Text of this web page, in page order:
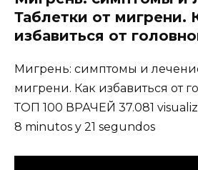
Таблетки от мигрени.
избавиться от
Мигрень: симптомы и
мигрени. Как избавиться от
ТОП 100 ВРАЧЕЙ 37.081
8 minutos y 21 segundos